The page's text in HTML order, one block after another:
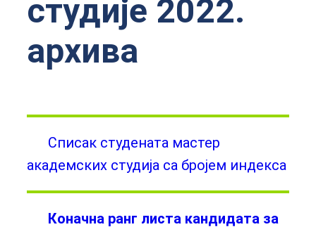
студије 2022.
архива
Списак студената мастер
академских студија са бројем индекса
Коначна ранг листа кандидата за